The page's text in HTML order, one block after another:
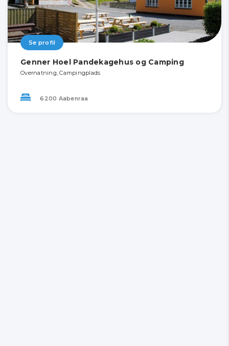
Se profil
Genner Hoel Pandekagehus og Camping
Overnatning, Campingplads
6200 Aabenraa